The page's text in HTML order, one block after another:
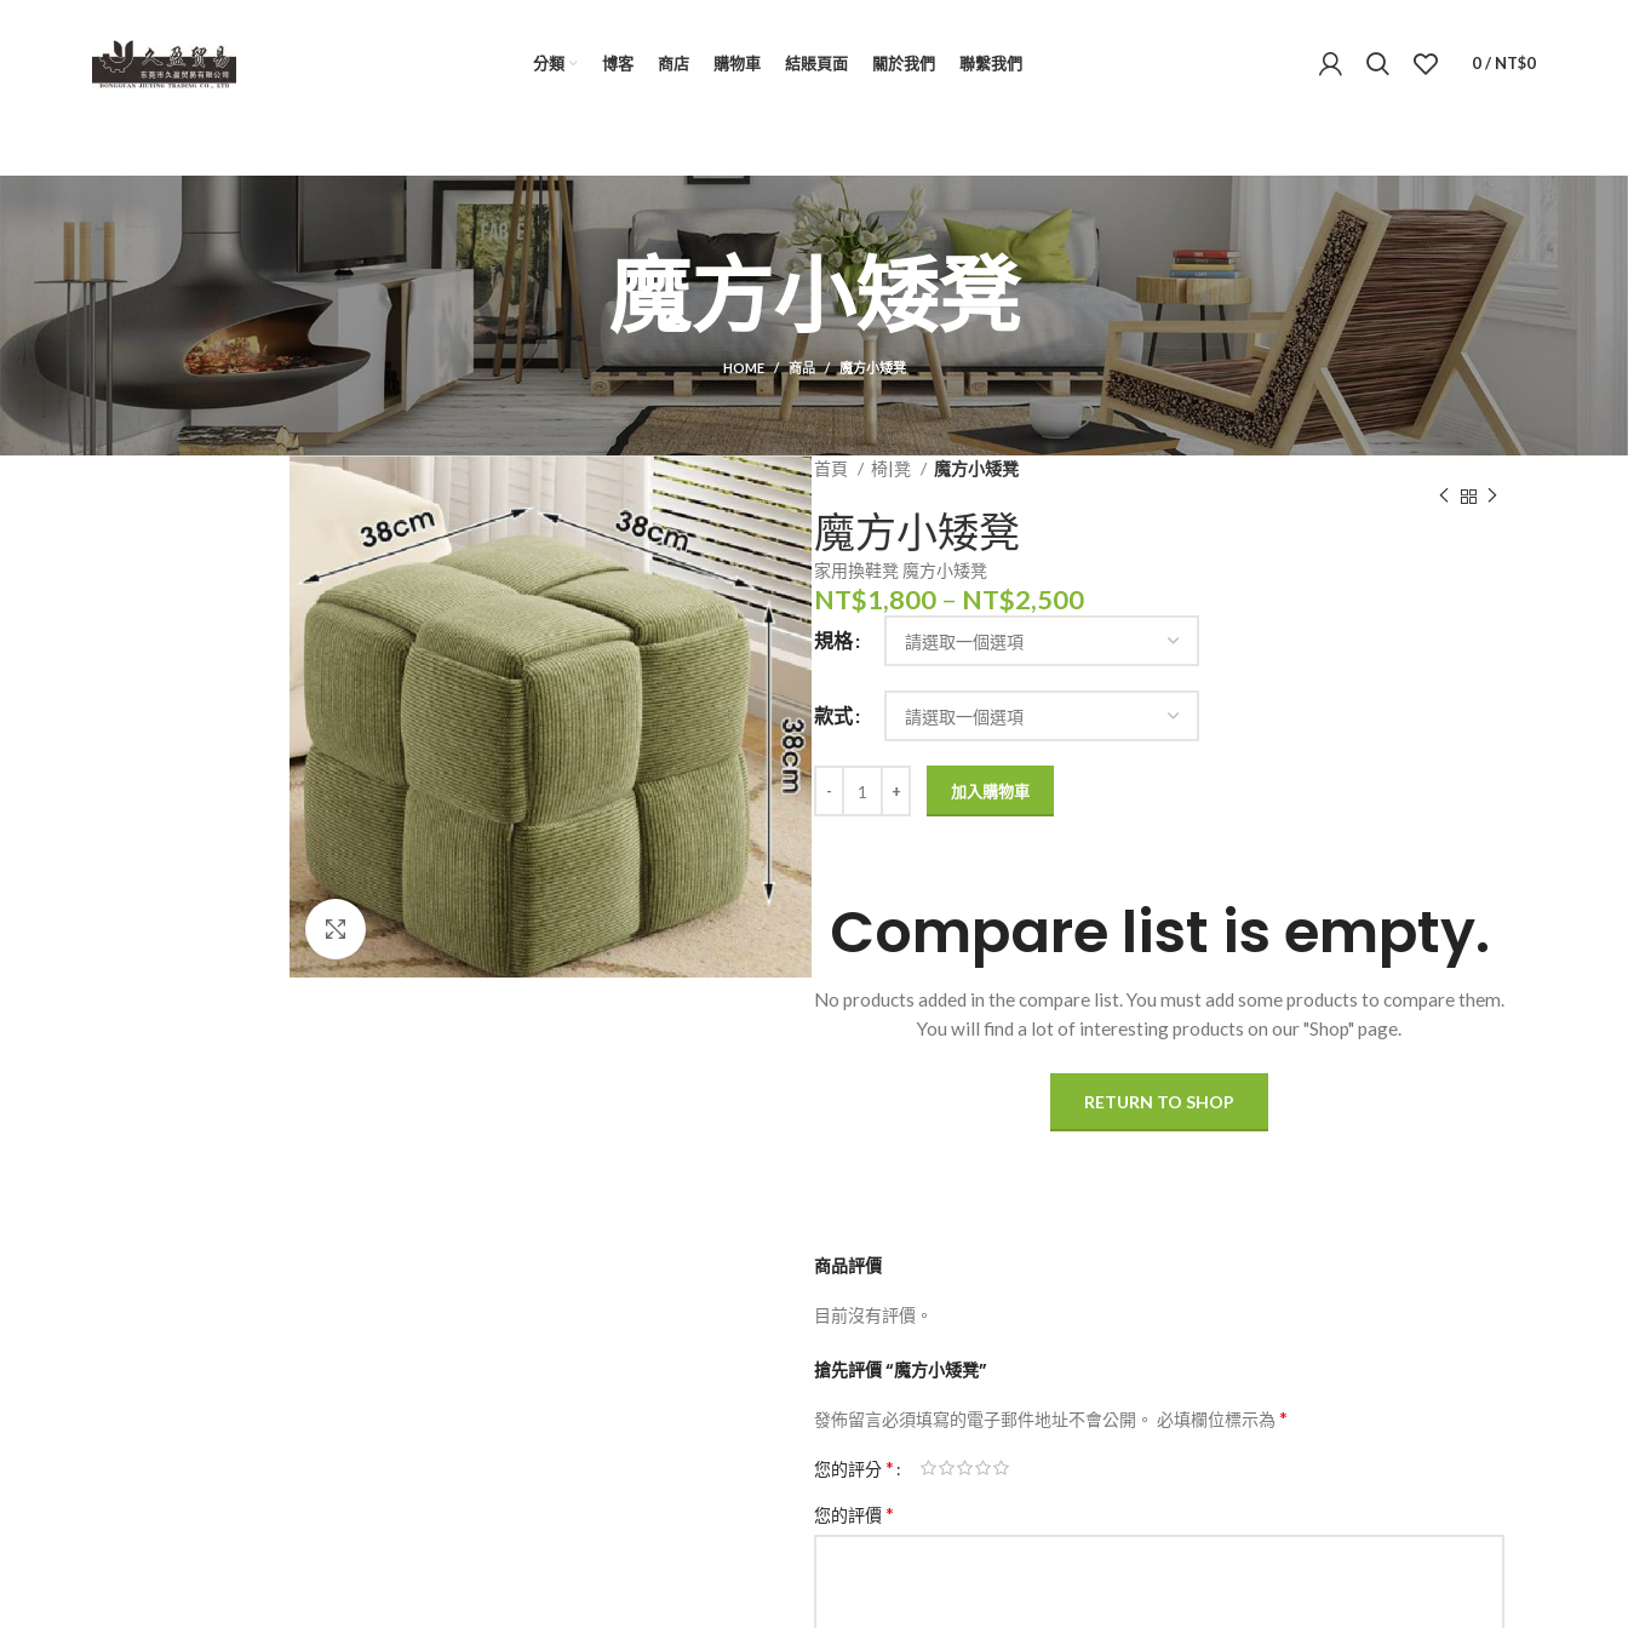
分類 博客 商店 購物車 結賬頁面 關於我們 聯繫我們 0/ NT$0
魔方小矮凳
HOME 商品 魔方小矮凳
Click to enlarge
首頁 椅|凳 魔方小矮凳
魔方小矮凳
家用換鞋凳 魔方小矮凳
NT$1,800 – NT$2,500
規格
款式
加入購物車
Compare list is empty.
No products added in the compare list. You must add some products to compare them.
You will find a lot of interesting products on our "Shop" page.
RETURN TO SHOP
商品評價
目前沒有評價。
搶先評價 “魔方小矮凳”
發佈留言必須填寫的電子郵件地址不會公開。 必填欄位標示為 *
您的評分*
您的評價*